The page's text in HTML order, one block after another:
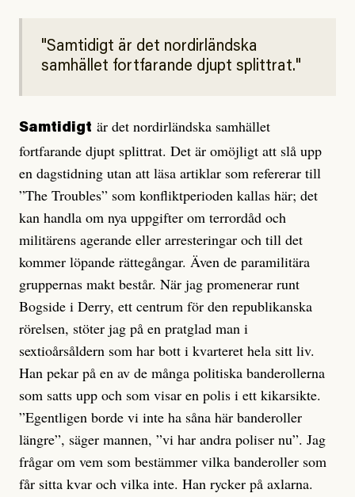
Samtidigt är det nordirländska
samhället fortfarande djupt splittrat.
Samtidigt är det nordirländska samhället
fortfarande djupt splittrat. Det är omöjligt att slå upp
en dagstidning utan att läsa artiklar som refererar till
”The Troubles” som konfliktperioden kallas här; det
kan handla om nya uppgifter om terrordåd och
militärens agerande eller arresteringar och till det
kommer löpande rättegångar. Även de paramilitära
gruppernas makt består. När jag promenerar runt
Bogside i Derry, ett centrum för den republikanska
rörelsen, stöter jag på en pratglad man i
sextioårsåldern som har bott i kvarteret hela sitt liv.
Han pekar på en av de många politiska bande­rollerna
som satts upp och som visar en polis i ett kikarsikte.
”Egentligen borde vi inte ha såna här banderoller
längre”, säger mannen, ”vi har andra poliser nu”. Jag
frågar om vem som bestämmer vilka banderoller som
får sitta kvar och vilka inte. Han rycker på axlarna.